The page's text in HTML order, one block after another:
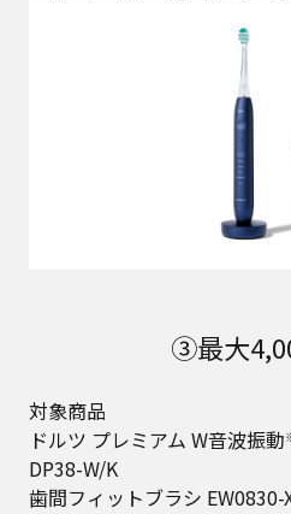
③最大
対象商品
ドルツ プレミアム W音波振動
DP38-W/K
歯間フィットブラシ EW0830-